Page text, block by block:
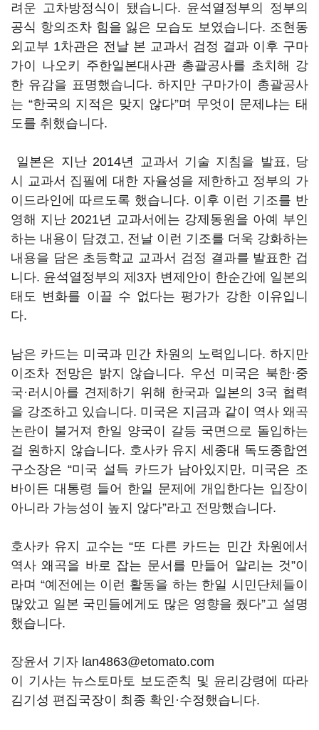
려운 고차방정식이 됐습니다. 윤석열정부의 정부의
공식 항의조차 힘을 잃은 모습도 보였습니다. 조현동
외교부 1차관은 전날 본 교과서 검정 결과 이후 구마
가이 나오키 주한일본대사관 총괄공사를 초치해 강
한 유감을 표명했습니다. 하지만 구마가이 총괄공사
는 “한국의 지적은 맞지 않다”며 무엇이 문제냐는 태
도를 취했습니다.
일본은 지난 2014년 교과서 기술 지침을 발표, 당
시 교과서 집필에 대한 자율성을 제한하고 정부의 가
이드라인에 따르도록 했습니다. 이후 이런 기조를 반
영해 지난 2021년 교과서에는 강제동원을 아예 부인
하는 내용이 담겼고, 전날 이런 기조를 더욱 강화하는
내용을 담은 초등학교 교과서 검정 결과를 발표한 겁
니다. 윤석열정부의 제3자 변제안이 한순간에 일본의
태도 변화를 이끌 수 없다는 평가가 강한 이유입니
다.
남은 카드는 미국과 민간 차원의 노력입니다. 하지만
이조차 전망은 밝지 않습니다. 우선 미국은 북한·중
국·러시아를 견제하기 위해 한국과 일본의 3국 협력
을 강조하고 있습니다. 미국은 지금과 같이 역사 왜곡
논란이 불거져 한일 양국이 갈등 국면으로 돌입하는
걸 원하지 않습니다. 호사카 유지 세종대 독도종합연
구소장은 “미국 설득 카드가 남아있지만, 미국은 조
바이든 대통령 들어 한일 문제에 개입한다는 입장이
아니라 가능성이 높지 않다”라고 전망했습니다.
호사카 유지 교수는 “또 다른 카드는 민간 차원에서
역사 왜곡을 바로 잡는 문서를 만들어 알리는 것”이
라며 “예전에는 이런 활동을 하는 한일 시민단체들이
많았고 일본 국민들에게도 많은 영향을 줬다”고 설명
했습니다.
장윤서 기자 lan4863@etomato.com
이 기사는 뉴스토마토 보도준칙 및 윤리강령에 따라
김기성 편집국장이 최종 확인·수정했습니다.